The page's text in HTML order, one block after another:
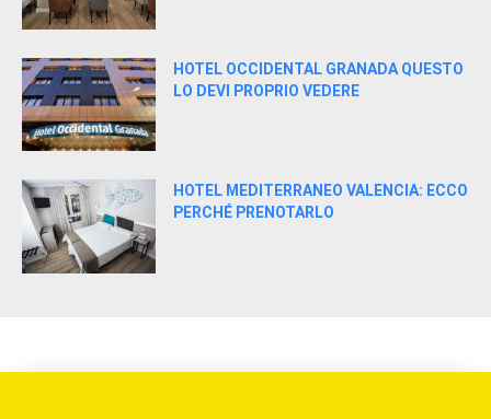
HOTEL OCCIDENTAL GRANADA QUESTO
LO DEVI PROPRIO VEDERE
HOTEL MEDITERRANEO VALENCIA: ECCO
PERCHÉ PRENOTARLO